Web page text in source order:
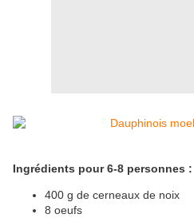
Ingrédients pour 6-8 personnes :
400 g de cerneaux de noix
8 oeufs